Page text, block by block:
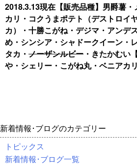
2018.3.13現在【販売品種】男爵薯
カリ・コクうまポテト（デストロイ
カ）・十勝こがね・デジマ・アンデ
め・シンシア・シャドークイーン・
タカ・ ノーザンルビー ・きたかむい
や・シェリー・こがね丸・ベニアカ
新着情報･ブログのカテゴリー
トピックス
新着情報･ブログ一覧